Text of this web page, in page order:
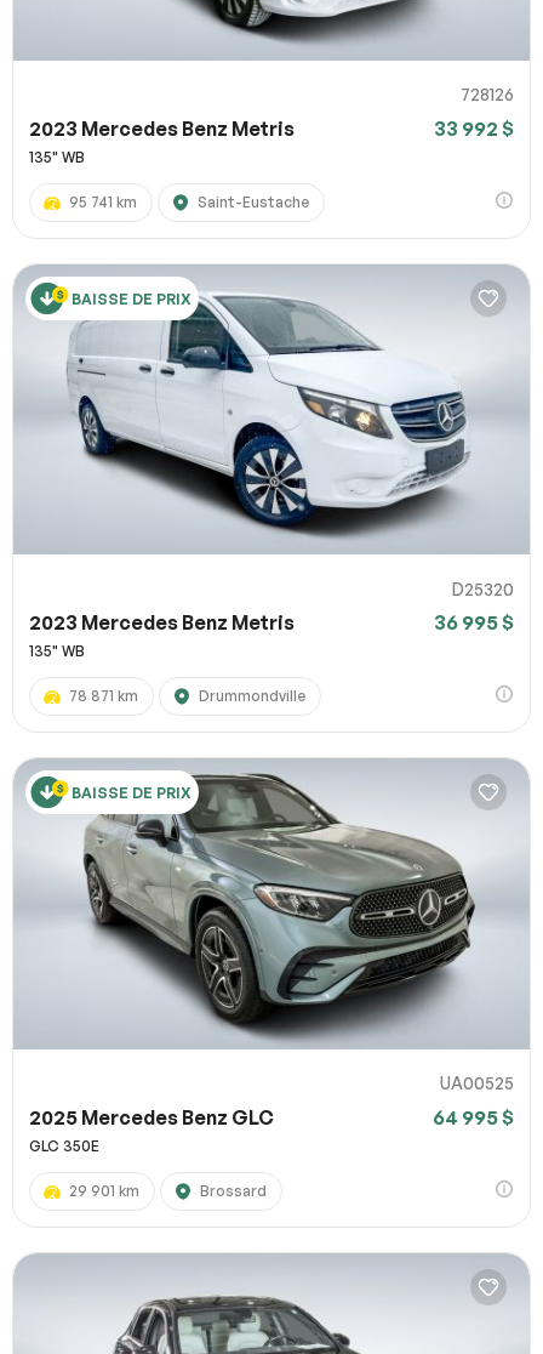
728126
2023 Mercedes Benz Metris 33 992 $
135" WB
95 741 km Saint-Eustache
BAISSE DE PRIX
D25320
2023 Mercedes Benz Metris 36 995 $
135" WB
78 871 km Drummondville
BAISSE DE PRIX
UA00525
2025 Mercedes Benz GLC 64 995 $
GLC 350E
29 901 km Brossard